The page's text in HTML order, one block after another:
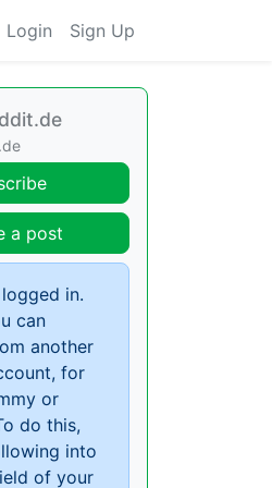
Login Sign Up
a post
in.
can
another
for
or
do this,
into
of your